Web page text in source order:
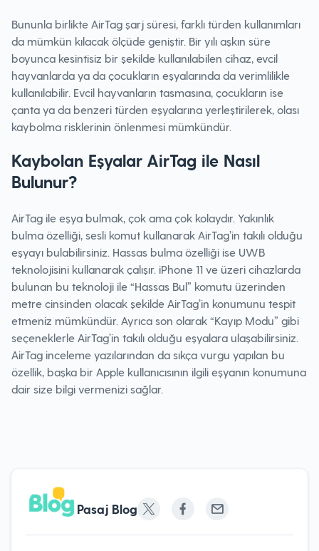
Bununla birlikte AirTag şarj süresi, farklı türden kullanımları
da mümkün kılacak ölçüde geniştir. Bir yılı aşkın süre
boyunca kesintisiz bir şekilde kullanılabilen cihaz, evcil
hayvanlarda ya da çocukların eşyalarında da verimlilikle
kullanılabilir. Evcil hayvanların tasmasına, çocukların ise
çanta ya da benzeri türden eşyalarına yerleştirilerek, olası
kaybolma risklerinin önlenmesi mümkündür.
Kaybolan Eşyalar AirTag ile Nasıl
Bulunur?
AirTag ile eşya bulmak, çok ama çok kolaydır. Yakınlık
bulma özelliği, sesli komut kullanarak AirTag’in takılı olduğu
eşyayı bulabilirsiniz. Hassas bulma özelliği ise UWB
teknolojisini kullanarak çalışır. iPhone 11 ve üzeri cihazlarda
bulunan bu teknoloji ile “Hassas Bul” komutu üzerinden
metre cinsinden olacak şekilde AirTag’in konumunu tespit
etmeniz mümkündür. Ayrıca son olarak “Kayıp Modu” gibi
seçeneklerle AirTag’in takılı olduğu eşyalara ulaşabilirsiniz.
AirTag inceleme yazılarından da sıkça vurgu yapılan bu
özellik, başka bir Apple kullanıcısının ilgili eşyanın konumuna
dair size bilgi vermenizi sağlar.
Pasaj Blog